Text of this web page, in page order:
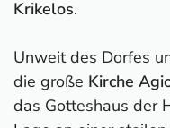
Krikelos.
Unweit des Dorfes
die große Kirche
das Gotteshaus der